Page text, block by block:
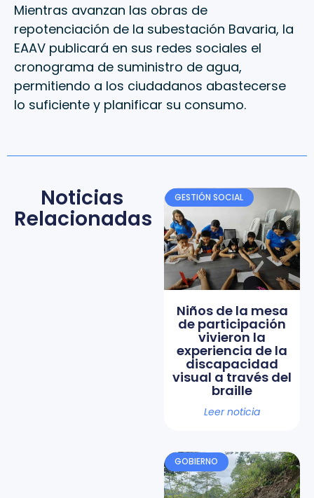
Mientras avanzan las obras de
repotenciación de la subestación Bavaria, la
EAAV publicará en sus redes sociales el
cronograma de suministro de agua,
permitiendo a los ciudadanos abastecerse
lo suficiente y planificar su consumo.
Noticias
Relacionadas
GESTIÓN SOCIAL
Niños de la mesa
de participación
vivieron la
experiencia de la
discapacidad
visual a través del
braille
Leer noticia
GOBIERNO